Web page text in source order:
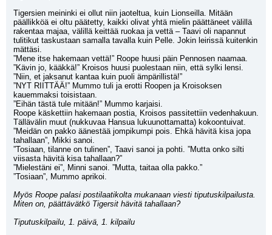
Tigersien meininki ei ollut niin jaoteltua, kuin Lionseilla. Mitään
päällikköä ei oltu päätetty, kaikki olivat yhtä mielin päättäneet välillä
rakentaa majaa, välillä keittää ruokaa ja vettä – Taavi oli napannut
tulitikut taskustaan samalla tavalla kuin Pelle. Jokin leirissä kuitenkin
mättäsi.
”Mene itse hakemaan vettä!” Roope huusi päin Pennosen naamaa.
”Kävin jo, kääkkä!” Kroisos huusi puolestaan niin, että sylki lensi.
”Niin, et jaksanut kantaa kuin puoli ämpärillistä!”
”NYT RIITTÄÄ!” Mummo tuli ja erotti Roopen ja Kroisoksen
kauemmaksi toisistaan.
”Eihän tästä tule mitään!” Mummo karjaisi.
Roope käskettiin hakemaan postia, Kroisos passitettiin vedenhakuun.
Tällävälin muut (nukkuvaa Hansua lukuunottamatta) kokoontuivat.
”Meidän on pakko äänestää jompikumpi pois. Ehkä hävitä kisa jopa
tahallaan”, Mikki sanoi.
”Tosiaan, tilanne on tulinen”, Taavi sanoi ja pohti. ”Mutta onko silti
viisasta hävitä kisa tahallaan?”
”Mielestäni ei”, Minni sanoi. ”Mutta, taitaa olla pakko.”
”Tosiaan”, Mummo aprikoi.
Myös Roope palasi postilaatikolta mukanaan viesti tiputuskilpailusta.
Miten on, päättävätkö Tigersit hävitä tahallaan?
Tiputuskilpailu, 1. päivä, 1. kilpailu